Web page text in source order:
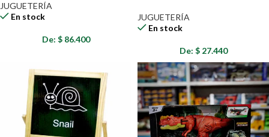
JUGUETERÍA
En stock
De: $86.400
JUGUETERÍA
En stock
De: $27.440